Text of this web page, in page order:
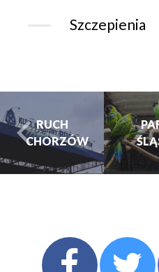
Szczepienia
PARK
ŚLĄSKI
PARK
ŚLĄSKI
CHORZOWSKIE